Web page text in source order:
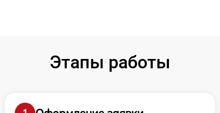
Этапы работы